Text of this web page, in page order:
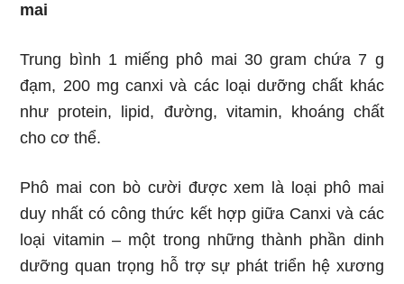
mai
Trung bình 1 miếng phô mai 30 gram chứa 7 g
đạm, 200 mg canxi và các loại dưỡng chất khác
như protein, lipid, đường, vitamin, khoáng chất
cho cơ thể.
Phô mai con bò cười được xem là loại phô mai
duy nhất có công thức kết hợp giữa Canxi và các
loại vitamin – một trong những thành phần dinh
dưỡng quan trọng hỗ trợ sự phát triển hệ xương